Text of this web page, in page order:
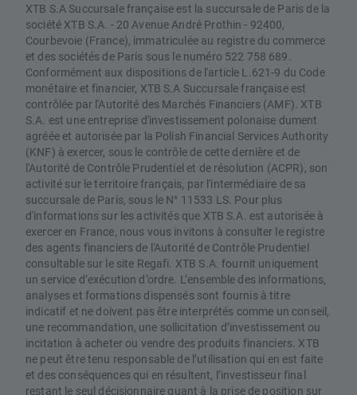
XTB S.A Succursale française est la succursale de Paris de la
société XTB S.A. - 20 Avenue André Prothin - 92400,
Courbevoie (France), immatriculée au registre du commerce
et des sociétés de Paris sous le numéro 522 758 689.
Conformément aux dispositions de l'article L.621-9 du Code
monétaire et financier, XTB S.A Succursale française est
contrôlée par l'Autorité des Marchés Financiers (AMF). XTB
S.A. est une entreprise d'investissement polonaise dument
agréée et autorisée par la Polish Financial Services Authority
(KNF) à exercer, sous le contrôle de cette dernière et de
l'Autorité de Contrôle Prudentiel et de résolution (ACPR), son
activité sur le territoire français, par l'intermédiaire de sa
succursale de Paris, sous le N° 11533 LS. Pour plus
d'informations sur les activités que XTB S.A. est autorisée à
exercer en France, nous vous invitons à consulter le registre
des agents financiers de l'Autorité de Contrôle Prudentiel
consultable sur le site Regafi. XTB S.A. fournit uniquement
un service d’exécution d’ordre. L’ensemble des informations,
analyses et formations dispensés sont fournis à titre
indicatif et ne doivent pas être interprétés comme un conseil,
une recommandation, une sollicitation d’investissement ou
incitation à acheter ou vendre des produits financiers. XTB
ne peut être tenu responsable de l’utilisation qui en est faite
et des conséquences qui en résultent, l’investisseur final
restant le seul décisionnaire quant à la prise de position sur